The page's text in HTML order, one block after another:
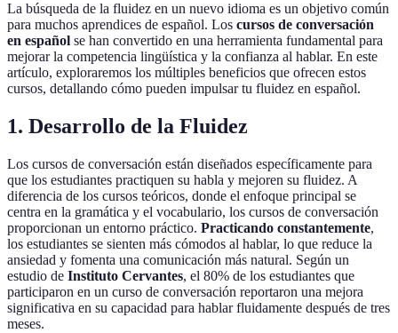
La búsqueda de la fluidez en un nuevo idioma es un objetivo común
para muchos aprendices de español. Los cursos de conversación
en español se han convertido en una herramienta fundamental para
mejorar la competencia lingüística y la confianza al hablar. En este
artículo, exploraremos los múltiples beneficios que ofrecen estos
cursos, detallando cómo pueden impulsar tu fluidez en español.
1. Desarrollo de la Fluidez
Los cursos de conversación están diseñados específicamente para
que los estudiantes practiquen su habla y mejoren su fluidez. A
diferencia de los cursos teóricos, donde el enfoque principal se
centra en la gramática y el vocabulario, los cursos de conversación
proporcionan un entorno práctico. Practicando constantemente,
los estudiantes se sienten más cómodos al hablar, lo que reduce la
ansiedad y fomenta una comunicación más natural. Según un
estudio de Instituto Cervantes, el 80% de los estudiantes que
participaron en un curso de conversación reportaron una mejora
significativa en su capacidad para hablar fluidamente después de tres
meses.